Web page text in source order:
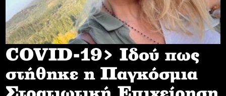
COVID-19> Iδού πως
στήθηκε η Παγκόσμια